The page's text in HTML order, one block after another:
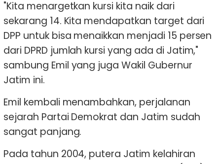
"Kita menargetkan kursi kita naik dari
sekarang 14. Kita mendapatkan target dari
DPP untuk bisa menaikkan menjadi 15 persen
dari DPRD jumlah kursi yang ada di Jatim,"
sambung Emil yang juga Wakil Gubernur
Jatim ini.
Emil kembali menambahkan, perjalanan
sejarah Partai Demokrat dan Jatim sudah
sangat panjang.
Pada tahun 2004, putera Jatim kelahiran